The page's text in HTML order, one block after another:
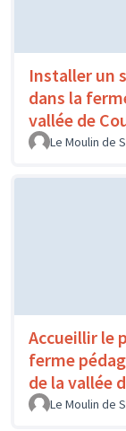
Installer un
dans la
vallée de
Le Moulin de
Accueillir le
ferme
de la vallée
Le Moulin de